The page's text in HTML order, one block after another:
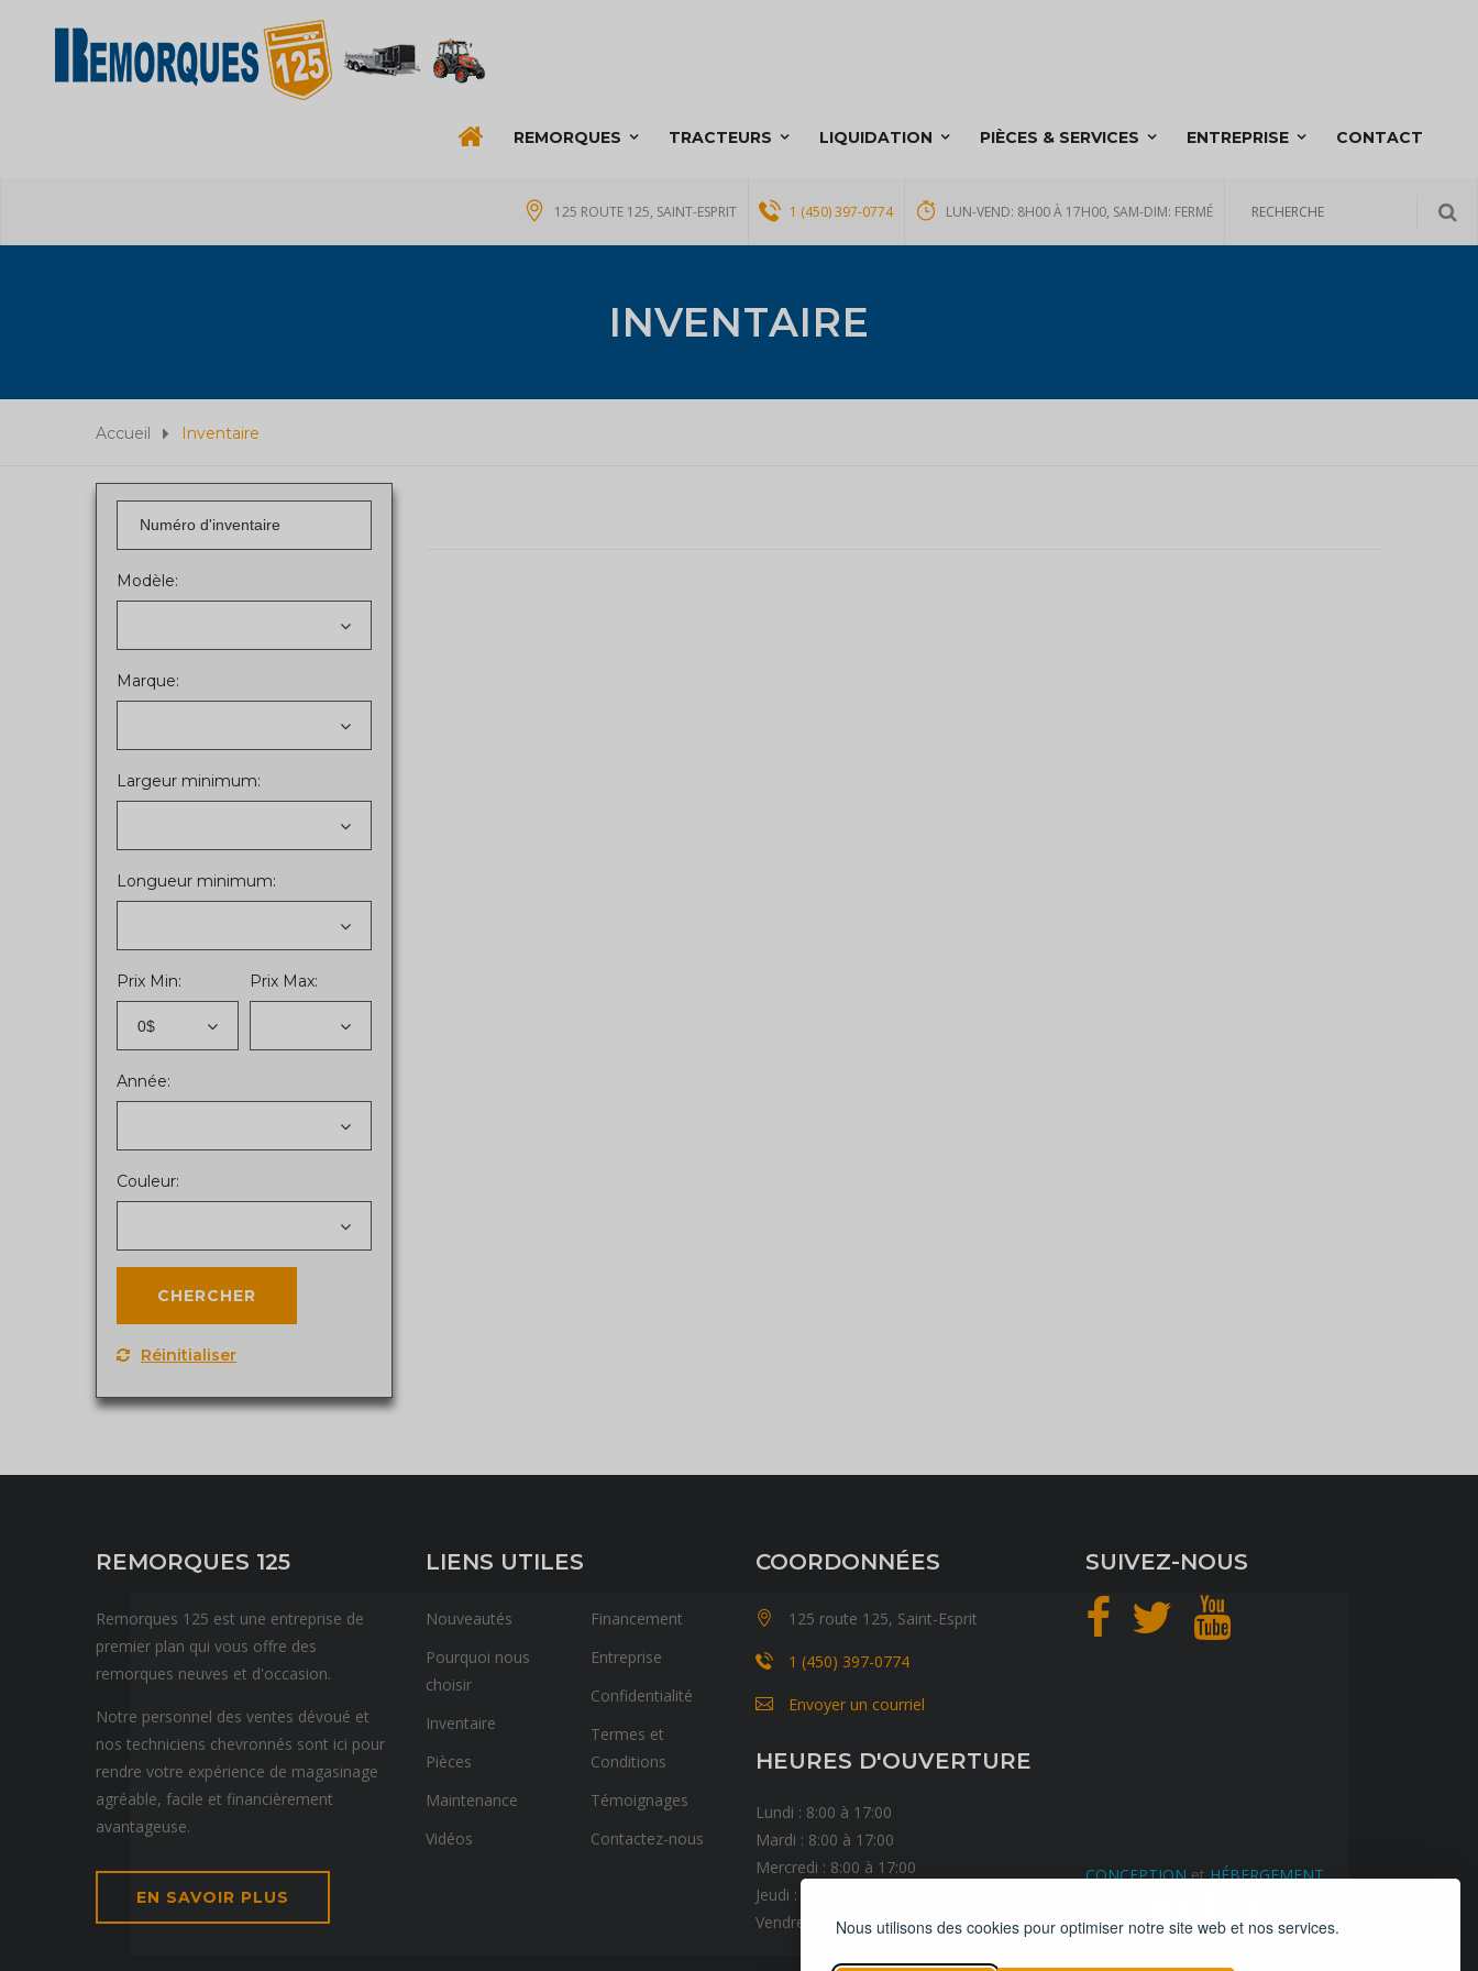
Nous utilisons des cookies pour optimiser notre site web et nos services.
REMORQUES TRACTEURS LIQUIDATION PIÈCES & SERVICES ENTREPRISE CONTACT
125 ROUTE 125, SAINT-ESPRIT 1 (450) 397-0774 LUN-VEND: 8H00 À 17H00, SAM-DIM: FERMÉ
INVENTAIRE
Accueil Inventaire
Modèle:
Marque:
Largeur minimum:
Longueur minimum:
Prix Min:
0$
Prix Max:
Année:
Couleur:
Réinitialiser
REMORQUES 125
Remorques 125 est une entreprise de
premier plan qui vous offre des
remorques neuves et d'occasion.
Notre personnel des ventes dévoué et
nos techniciens chevronnés sont ici pour
rendre votre expérience de magasinage
agréable, facile et financièrement
avantageuse.
EN SAVOIR PLUS
LIENS UTILES
Nouveautés
Pourquoi nous
choisir
Inventaire
Pièces
Maintenance
Vidéos
Financement
Entreprise
Confidentialité
Termes et
Conditions
Témoignages
Contactez-nous
COORDONNÉES
125 route 125, Saint-Esprit
1 (450) 397-0774
Envoyer un courriel
HEURES D'OUVERTURE
Lundi : 8:00 à 17:00
Mardi : 8:00 à 17:00
Mercredi : 8:00 à 17:00
Jeudi : 8:00 à 17:00
Vendredi : 8:00 à 17:00
SUIVEZ-NOUS
CONCEPTIONetHÉBERGEMENT